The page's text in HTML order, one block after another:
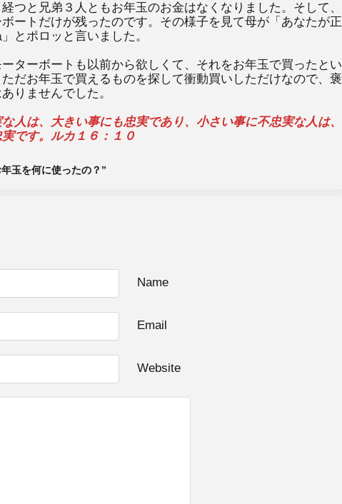
つと兄弟３人ともお年玉のお金はなくなりました。そして、
ートだけが残ったのです。その様子を見て母が「あなたが正
とポロッと言いました。
ターボートも以前から欲しくて、それをお年玉で買ったとい
だお年玉で買えるものを探して衝動買いしただけなので、褒
りませんでした。
人は、大きい事にも忠実であり、小さい事に不忠実な人は、
です。ルカ１６：１０
玉を何に使ったの？”
Name
Email
Website